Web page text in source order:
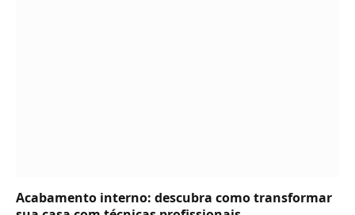
Acabamento interno: descubra como transformar